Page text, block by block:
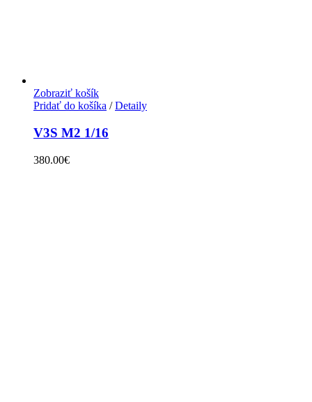
Zobraziť košík
Pridať do košíka / Detaily
V3S M2 1/16
380.00€